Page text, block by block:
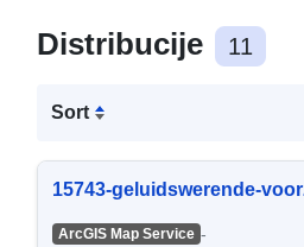
Distribucije 11
Sort
15743-geluidswerende-
ArcGIS Map Service -